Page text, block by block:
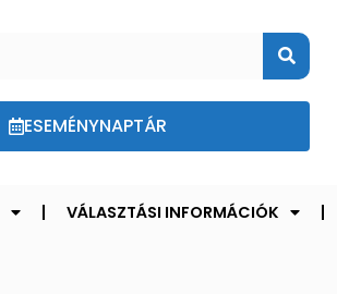
ESEMÉNYNAPTÁR
VÁLASZTÁSI INFORMÁCIÓK